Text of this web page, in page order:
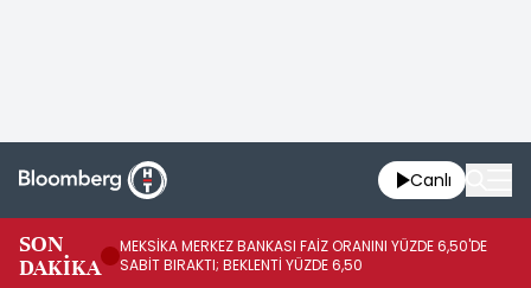
Canlı
SON
DAKİKA
MEKSİKA MERKEZ BANKASI FAİZ ORANINI YÜZDE 6,50'DE
SABİT BIRAKTI; BEKLENTİ YÜZDE 6,50